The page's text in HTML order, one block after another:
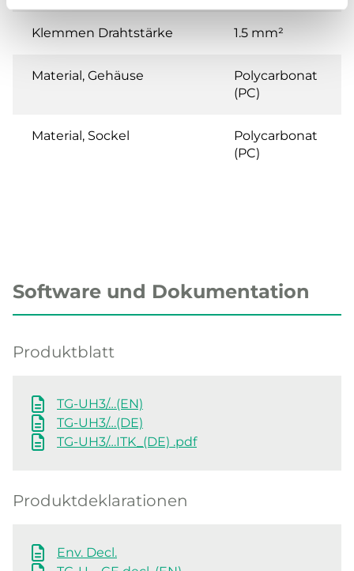
Klemmen Drahtstärke 1.5 mm²
Material, Gehäuse
Polycarbonat
(PC)
Material, Sockel
Polycarbonat
(PC)
Software und Dokumentation
Produktblatt
TG-UH3/…(EN)
TG-UH3/…(DE)
TG-UH3/…ITK_(DE) .pdf
Produktdeklarationen
Env. Decl.